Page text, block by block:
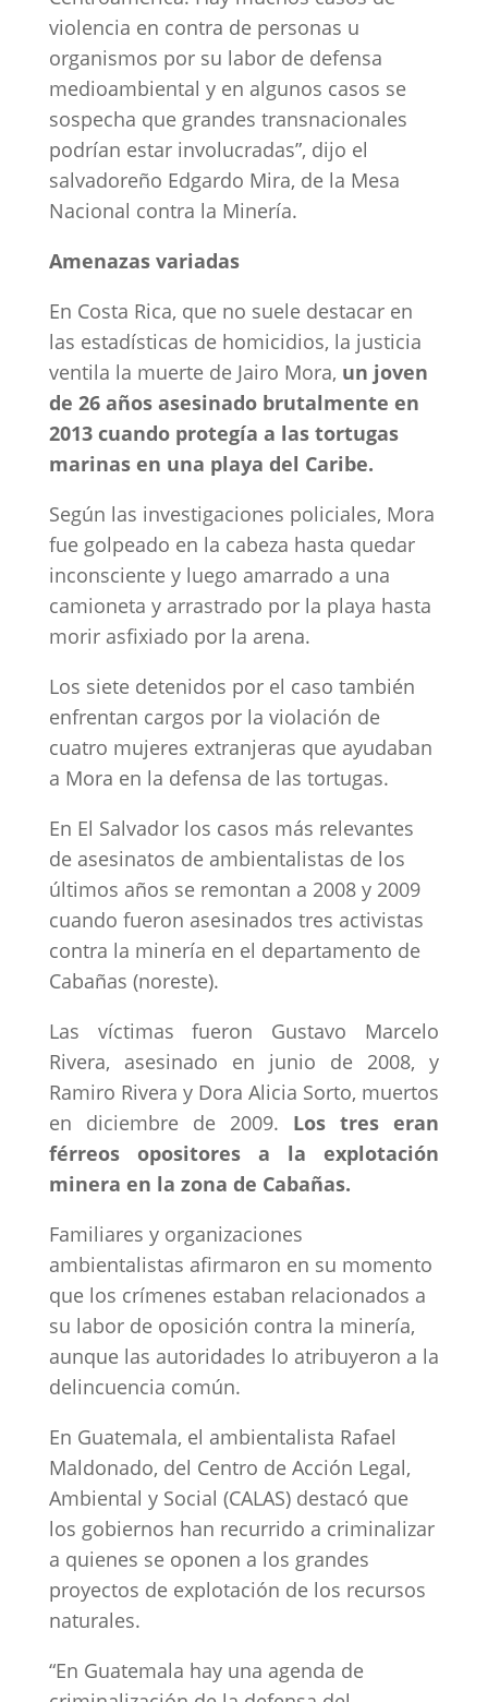
violencia en contra de personas u
organismos por su labor de defensa
medioambiental y en algunos casos se
sospecha que grandes transnacionales
podrían estar involucradas”, dijo el
salvadoreño Edgardo Mira, de la Mesa
Nacional contra la Minería.
Amenazas variadas
En Costa Rica, que no suele destacar en
las estadísticas de homicidios, la justicia
ventila la muerte de Jairo Mora, un joven
de 26 años asesinado brutalmente en
2013 cuando protegía a las tortugas
marinas en una playa del Caribe.
Según las investigaciones policiales, Mora
fue golpeado en la cabeza hasta quedar
inconsciente y luego amarrado a una
camioneta y arrastrado por la playa hasta
morir asfixiado por la arena.
Los siete detenidos por el caso también
enfrentan cargos por la violación de
cuatro mujeres extranjeras que ayudaban
a Mora en la defensa de las tortugas.
En El Salvador los casos más relevantes
de asesinatos de ambientalistas de los
últimos años se remontan a 2008 y 2009
cuando fueron asesinados tres activistas
contra la minería en el departamento de
Cabañas (noreste).
Las víctimas fueron Gustavo Marcelo
Rivera, asesinado en junio de 2008, y
Ramiro Rivera y Dora Alicia Sorto, muertos
en diciembre de 2009. Los tres eran
férreos opositores a la explotación
minera en la zona de Cabañas.
Familiares y organizaciones
ambientalistas afirmaron en su momento
que los crímenes estaban relacionados a
su labor de oposición contra la minería,
aunque las autoridades lo atribuyeron a la
delincuencia común.
En Guatemala, el ambientalista Rafael
Maldonado, del Centro de Acción Legal,
Ambiental y Social (CALAS) destacó que
los gobiernos han recurrido a criminalizar
a quienes se oponen a los grandes
proyectos de explotación de los recursos
naturales.
“En Guatemala hay una agenda de